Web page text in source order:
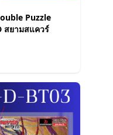
Puzzle
สยามสแควร์